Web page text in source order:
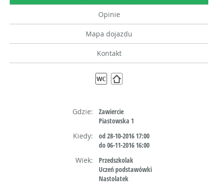
Opinie
Mapa dojazdu
Kontakt
Gdzie:
Zawiercie
Piastowska 1
Kiedy:
od 28-10-2016 17:00
do 06-11-2016 16:00
Wiek:
Przedszkolak
Uczeń podstawówki
Nastolatek